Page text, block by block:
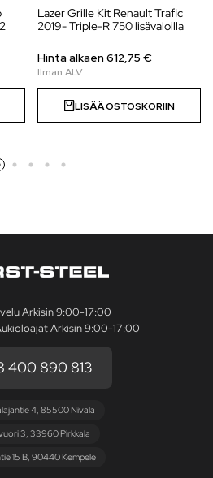
Lazer Grille Kit Renault Trafic
2019- Triple-R 750 lisävaloilla
Hinta alkaen612,75 €
LISÄÄ OSTOSKORIIN
Arkisin 9:00-17:00
Arkisin 9:00-17:00
400 890 813
4, 85500 Nivala
3, 33960 Pirkkala
15 B, 90440 Kempele